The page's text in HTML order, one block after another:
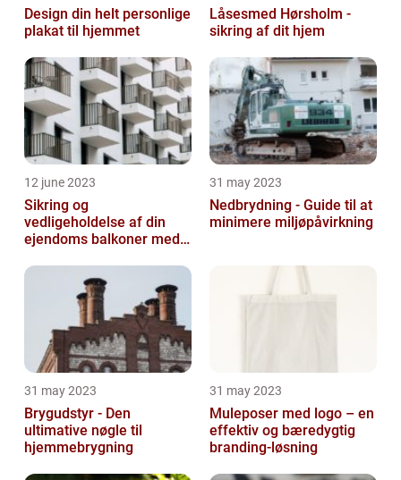
Design din helt personlige
plakat til hjemmet
Låsesmed Hørsholm -
sikring af dit hjem
12 june 2023
Sikring og
vedligeholdelse af din
ejendoms balkoner med
31 may 2023
Nedbrydning - Guide til at
minimere miljøpåvirkning
31 may 2023
Brygudstyr - Den
ultimative nøgle til
hjemmebrygning
31 may 2023
Muleposer med logo – en
effektiv og bæredygtig
branding-løsning